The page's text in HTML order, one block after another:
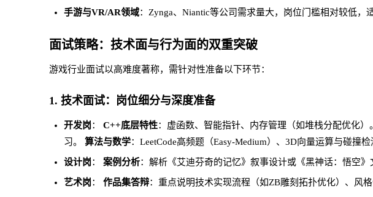
手游与VR/AR领域：Zynga、Niantic等公司需求量大，岗位门槛相对较低，
面试策略：技术面与行为面的双重突破
游戏行业面试以高难度著称，需针对性准备以下环节：
1. 技术面试：岗位细分与深度准备
开发岗： C++底层特性：虚函数、智能指针、内存管理（如堆栈分配优化）。
习。
算法与数学：LeetCode高频题（Easy-Medium）、3D向量运算与碰撞检
设计岗： 案例分析：解析《艾迪芬奇的记忆》叙事设计或《黑神话：悟空》
艺术岗： 作品集答辩：重点说明技术实现流程（如ZB雕刻拓扑优化）、风